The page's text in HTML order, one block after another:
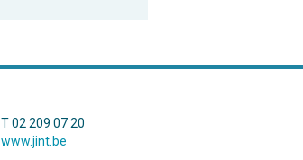
T 02 209 07 20
www.jint.be